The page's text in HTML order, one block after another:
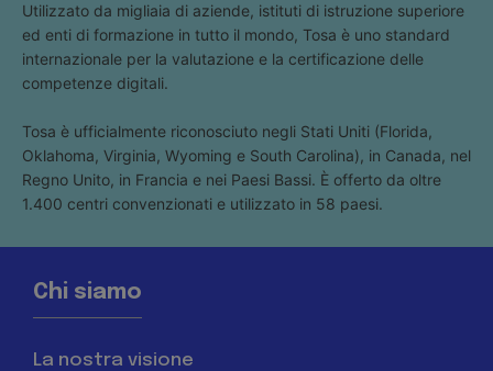
Utilizzato da migliaia di aziende, istituti di istruzione superiore
ed enti di formazione in tutto il mondo, Tosa è uno standard
internazionale per la valutazione e la certificazione delle
competenze digitali.
Tosa è ufficialmente riconosciuto negli Stati Uniti (Florida,
Oklahoma, Virginia, Wyoming e South Carolina), in Canada, nel
Regno Unito, in Francia e nei Paesi Bassi. È offerto da oltre
1.400 centri convenzionati e utilizzato in 58 paesi.
Chi siamo
La nostra visione